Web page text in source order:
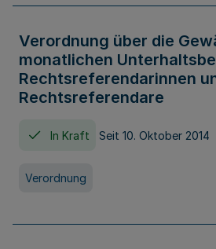
Verordnung über die
monatlichen
Rechtsreferendarinnen
Rechtsreferendare
In Kraft Seit 10. Oktober 2014
Verordnung